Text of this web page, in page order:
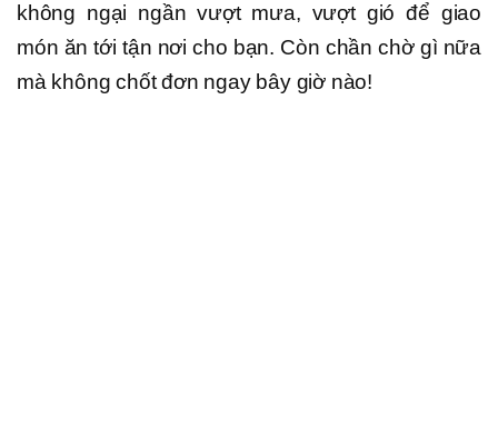
không ngại ngần vượt mưa, vượt gió để giao
món ăn tới tận nơi cho bạn. Còn chần chờ gì nữa
mà không chốt đơn ngay bây giờ nào!